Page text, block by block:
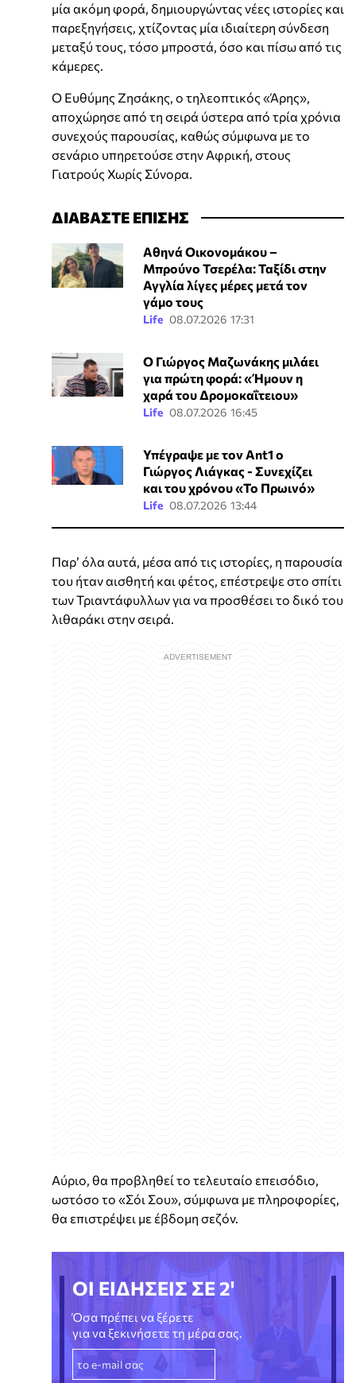
μία ακόμη φορά, δημιουργώντας νέες ιστορίες και
παρεξηγήσεις, χτίζοντας μία ιδιαίτερη σύνδεση
μεταξύ τους, τόσο μπροστά, όσο και πίσω από τις
κάμερες.
Ο Ευθύμης Ζησάκης, ο τηλεοπτικός «Άρης»,
αποχώρησε από τη σειρά ύστερα από τρία χρόνια
συνεχούς παρουσίας, καθώς σύμφωνα με το
σενάριο υπηρετούσε στην Αφρική, στους
Γιατρούς Χωρίς Σύνορα.
ΔΙΑΒΑΣΤΕ ΕΠΙΣΗΣ
Αθηνά Οικονομάκου –
Μπρούνο Τσερέλα: Ταξίδι στην
Αγγλία λίγες μέρες μετά τον
γάμο τους
Life 08.07.2026 17:31
Ο Γιώργος Μαζωνάκης μιλάει
για πρώτη φορά: «Ήμουν η
χαρά του Δρομοκαΐτειου»
Life 08.07.2026 16:45
Υπέγραψε με τον Ant1 ο
Γιώργος Λιάγκας - Συνεχίζει
και του χρόνου «Το Πρωινό»
Life 08.07.2026 13:44
Παρ’ όλα αυτά, μέσα από τις ιστορίες, η παρουσία
του ήταν αισθητή και φέτος, επέστρεψε στο σπίτι
των Τριαντάφυλλων για να προσθέσει το δικό του
λιθαράκι στην σειρά.
Αύριο, θα προβληθεί το τελευταίο επεισόδιο,
ωστόσο το «Σόι Σου», σύμφωνα με πληροφορίες,
θα επιστρέψει με έβδομη σεζόν.
ΟΙ ΕΙΔΗΣΕΙΣ ΣΕ 2'
Όσα πρέπει να ξέρετε
για να ξεκινήσετε τη μέρα σας.